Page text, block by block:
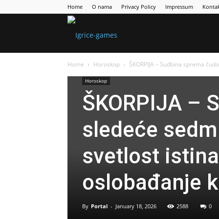
Home O nama Privacy Policy Impressum
Home Horoskop ŠKORPIJA – Sudbina sprema
Horoskop
ŠKORPIJA –
sledeće
svetlost
oslobađanje
By Portal - January 18, 2026 2588 0